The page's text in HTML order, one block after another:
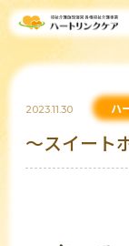
2023.11.30 ハ
～スイート